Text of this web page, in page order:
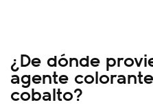
¿De dónde
agente
cobalto?